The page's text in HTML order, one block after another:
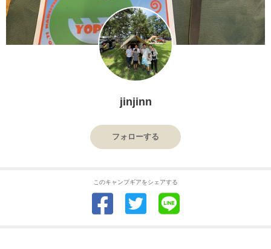
jinjinn
フォローする
このキャンプギアをシェアする